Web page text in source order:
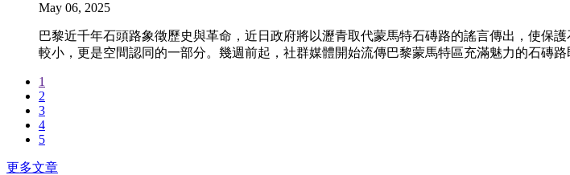
May 06, 2025
巴黎近千年石頭路象徵歷史與革命，近日政府將以瀝青取代蒙馬特石磚路的謠言傳出，使保
較小，更是空間認同的一部分。幾週前起，社群媒體開始流傳巴黎蒙馬特區充滿魅力的石磚
1
2
3
4
5
更多文章